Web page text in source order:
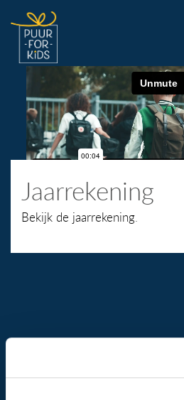
Jaarrekening
Bekijk de jaarrekening.
Over ons